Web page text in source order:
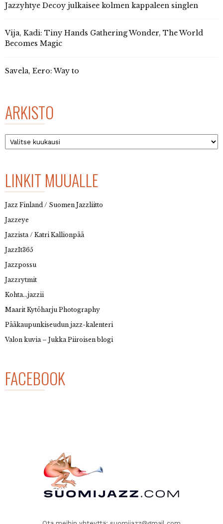
Jazzyhtye Decoy julkaisee kolmen kappaleen singlen
Vija, Kadi: Tiny Hands Gathering Wonder, The World
Becomes Magic
Savela, Eero: Way to
ARKISTO
Arkisto
LINKIT MUUALLE
Jazz Finland / Suomen Jazzliitto
Jazzeye
Jazzista / Katri Kallionpää
JazzIt365
Jazzpossu
Jazzrytmit
Kohta…jazzii
Maarit Kytöharju Photography
Pääkaupunkiseudun jazz-kalenteri
Valon kuvia – Jukka Piiroisen blogi
FACEBOOK